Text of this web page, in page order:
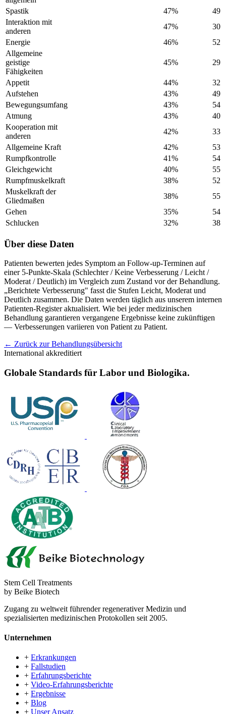
Spastik
47%
49
Interaktion mit
anderen
47%
30
Energie
46%
52
Allgemeine
geistige
Fähigkeiten
45% 29
Appetit 44%
32
Aufstehen
43%
49
Bewegungsumfang
43%
54
Atmung
43%
40
Kooperation mit
anderen
42%
33
Allgemeine Kraft
42%
53
Rumpfkontrolle
41%
54
Gleichgewicht
40%
55
Rumpfmuskelkraft
38%
52
Muskelkraft der
Gliedmaßen
38%
55
Gehen
35%
54
Schlucken
32% 38
Über diese Daten
Patienten bewerten jedes Symptom an Follow-up-Terminen auf
einer 5-Punkte-Skala (Schlechter / Keine Verbesserung / Leicht /
Moderat / Deutlich) im Vergleich zum Zustand vor der Behandlung.
„Berichtete Verbesserung" fasst die Stufen Leicht, Moderat und
Deutlich zusammen. Die Daten werden täglich aus unserem internen
Patienten-Register aktualisiert. Wie bei jeder medizinischen
Behandlung garantieren vergangene Ergebnisse keine zukünftigen
— Verbesserungen variieren von Patient zu Patient.
← Zurück zur Behandlungsübersicht
International akkreditiert
Globale Standards für Labor und Biologika.
Stem Cell Treatments
by Beike Biotech
Zugang zu weltweit führender regenerativer Medizin und
spezialisierten medizinischen Protokollen seit 2005.
Unternehmen
+ Erkrankungen
+ Fallstudien
+ Erfahrungsberichte
+ Video-Erfahrungsberichte
+ Ergebnisse
+ Blog
+ Unser Ansatz